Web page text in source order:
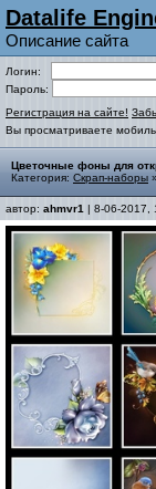
Datalife
Описание сайта
Логин:
Пароль:
Регистрация на сайте!
Вы просматриваете
Цветочные фоны для
Категория: Скрап-наборы »
автор: ahmvr1 | 8-06-2017,